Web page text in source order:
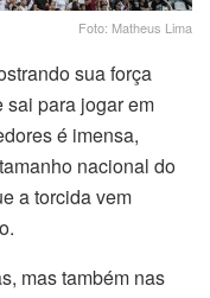
Foto: Matheus Lima
sua força
sai para jogar em
é imensa,
nacional do
a torcida vem
mas também nas